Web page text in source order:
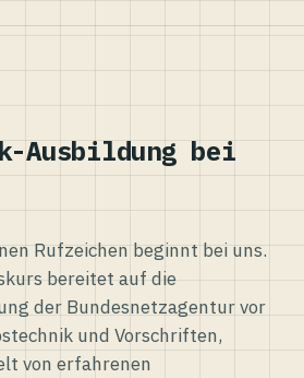
Ausbildung bei
Rufzeichen beginnt bei uns.
bereitet auf die
der Bundesnetzagentur vor
und Vorschriften,
von erfahrenen